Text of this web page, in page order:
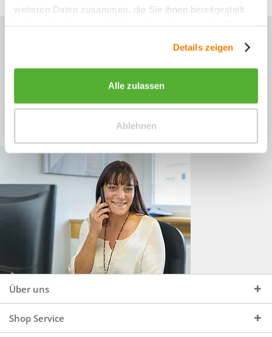
weiteren Daten zusammen, die Sie ihnen bereitgestellt
Details zeigen
Alle zulassen
Ablehnen
Sie haben Fragen zu unseren
+49 (0)4244 965 34 04
Mo - Do, 09:00 - 16:00 Uhr
und Fr, 09:00 - 13:00 Uhr
Über uns
Shop Service